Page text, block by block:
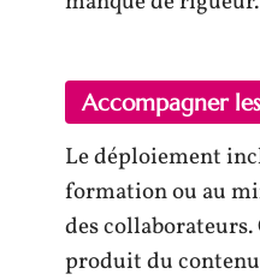
Accompagner
Le déploiement
formation ou au
des collaborateurs.
produit du